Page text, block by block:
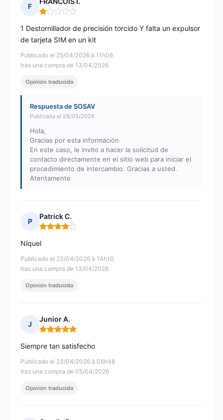
F
Nota: 1 de 5
Publicado el 25/04/2026 à 11h06
tras una compra de 13/04/2026
1 Destornillador de precisión torcido Y falta un expulsor
de tarjeta SIM en un kit
Opinión traducida
Respuesta de SOSAV
Publicada el 28/05/2026
Hola,
Gracias por esta información.
En este caso, le invito a hacer la solicitud de
contacto directamente en el sitio web para iniciar el
procedimiento de intercambio. Gracias a usted.
Atentamente
P
Patrick C.
Nota: 4 de 5
Publicado el 23/04/2026 à 14h10
tras una compra de 13/04/2026
Níquel
Opinión traducida
J
Junior A.
Nota: 5 de 5
Publicado el 23/04/2026 à 06h48
tras una compra de 05/04/2026
Siempre tan satisfecho
Opinión traducida